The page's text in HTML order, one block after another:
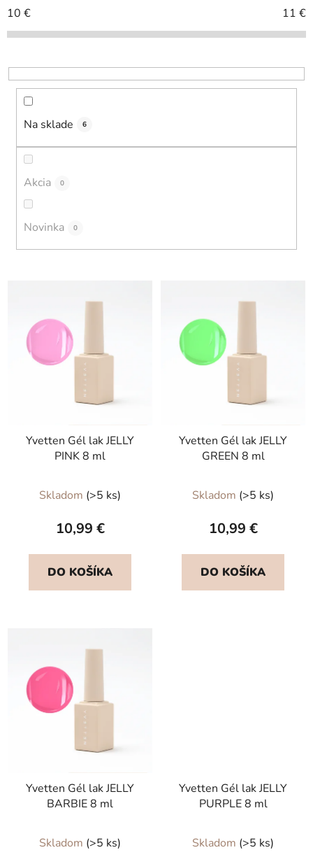
i
e
r
o
10 € 11 €
Na sklade 6
Akcia 0
Novinka 0
Yvetten Gél lak JELLY
PINK 8 ml
Skladom (>5 ks)
10,99 €
DO KOŠÍKA
Yvetten Gél lak JELLY
GREEN 8 ml
Skladom (>5 ks)
10,99 €
DO KOŠÍKA
Yvetten Gél lak JELLY
BARBIE 8 ml
Skladom (>5 ks)
Yvetten Gél lak JELLY
PURPLE 8 ml
Skladom (>5 ks)